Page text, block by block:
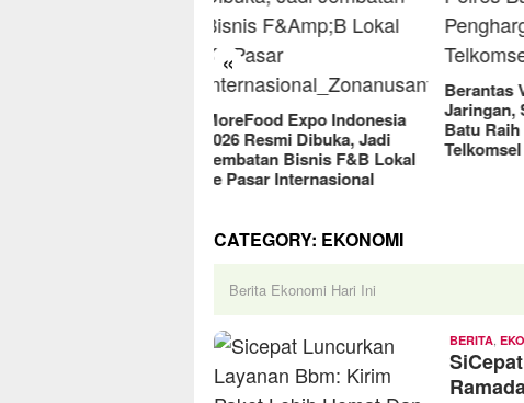
«
Berantas Vandalisme
Jaringan, Satreskrim Polres
Batu Raih Penghargaan dari
Telkomsel
RM OG
Omset di
2025
CATEGORY: EKONOMI
Berita Ekonomi Hari Ini
BERITA